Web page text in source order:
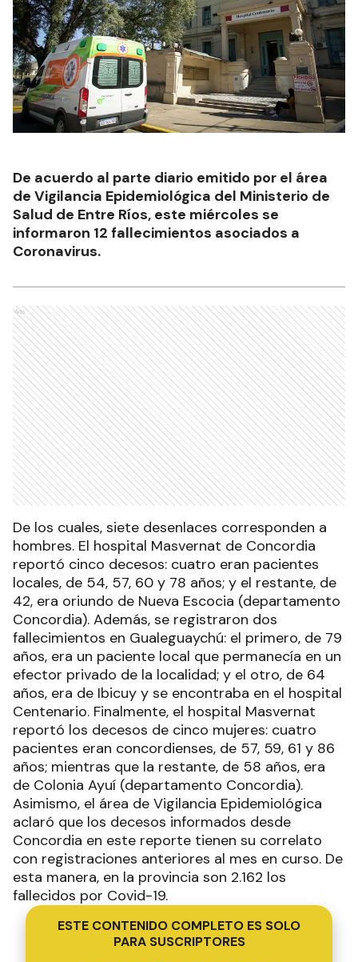
De acuerdo al parte diario emitido por el área
de Vigilancia Epidemiológica del Ministerio de
Salud de Entre Ríos, este miércoles se
informaron 12 fallecimientos asociados a
Coronavirus.
Ads
De los cuales, siete desenlaces corresponden a
hombres. El hospital Masvernat de Concordia
reportó cinco decesos: cuatro eran pacientes
locales, de 54, 57, 60 y 78 años; y el restante, de
42, era oriundo de Nueva Escocia (departamento
Concordia). Además, se registraron dos
fallecimientos en Gualeguaychú: el primero, de 79
años, era un paciente local que permanecía en un
efector privado de la localidad; y el otro, de 64
años, era de Ibicuy y se encontraba en el hospital
Centenario. Finalmente, el hospital Masvernat
reportó los decesos de cinco mujeres: cuatro
pacientes eran concordienses, de 57, 59, 61 y 86
años; mientras que la restante, de 58 años, era
de Colonia Ayuí (departamento Concordia).
Asimismo, el área de Vigilancia Epidemiológica
aclaró que los decesos informados desde
Concordia en este reporte tienen su correlato
con registraciones anteriores al mes en curso. De
esta manera, en la provincia son 2.162 los
fallecidos por Covid-19.
ESTE CONTENIDO COMPLETO ES SOLO
PARA SUSCRIPTORES